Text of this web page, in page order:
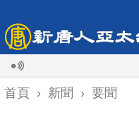
首頁 › 新聞 › 要聞